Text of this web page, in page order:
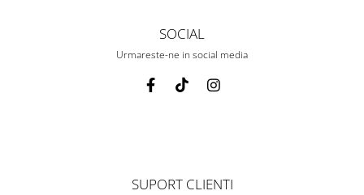
SOCIAL
Urmareste-ne in social media
SUPORT CLIENTI